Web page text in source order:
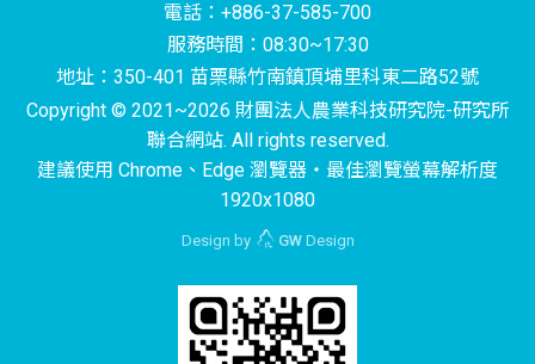
電話：+886-37-585-700
服務時間：08:30~17:30
地址：350-401 苗栗縣竹南鎮頂埔里科東二路52號
Copyright © 2021~2026 財團法人農業科技研究院-研究所
聯合網站. All rights reserved.
建議使用 Chrome、Edge 瀏覽器‧最佳瀏覽螢幕解析度
1920x1080
Design by GWDesign